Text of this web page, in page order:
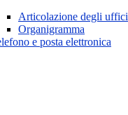
Articolazione degli uffici
Organigramma
e posta elettronica